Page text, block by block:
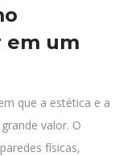
em um
que a estética e a
valor. O
físicas,